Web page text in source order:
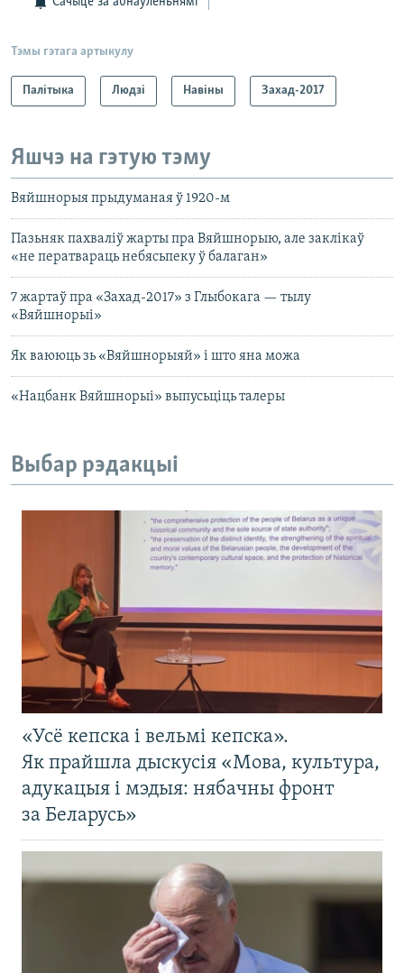
Тэмы гэтага артыкулу
Палітыка Людзі Навіны Захад-2017
Яшчэ на гэтую тэму
Вяйшнорыя прыдуманая ў 1920-м
Пазьняк пахваліў жарты пра Вяйшнорыю, але заклікаў
«не ператвараць небясьпеку ў балаган»
7 жартаў пра «Захад-2017» з Глыбокага — тылу
«Вяйшнорыі»
Як ваююць зь «Вяйшнорыяй» і што яна можа
«Нацбанк Вяйшнорыі» выпусьціць талеры
Выбар рэдакцыі
«Усё кепска і вельмі кепска».
Як прайшла дыскусія «Мова, культура,
адукацыя і мэдыя: нябачны фронт
за Беларусь»